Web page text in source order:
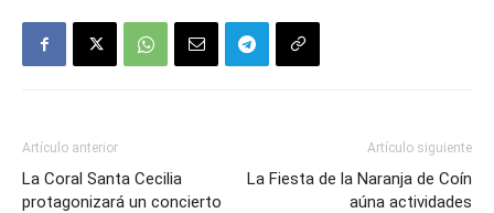
Artículo anterior
La Coral Santa Cecilia
protagonizará un concierto
Artículo siguiente
La Fiesta de la Naranja de Coín
aúna actividades